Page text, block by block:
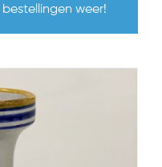
weer!